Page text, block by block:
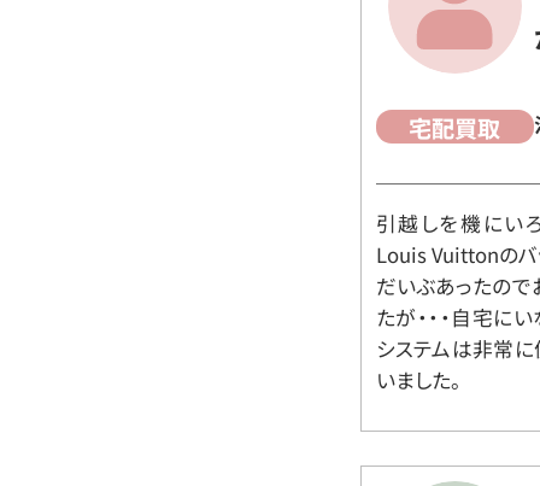
宅配買取
引越しを機にい
Louis Vuittonのバ
だいぶあったので
たが・・・自宅に
システムは非常に
いました。